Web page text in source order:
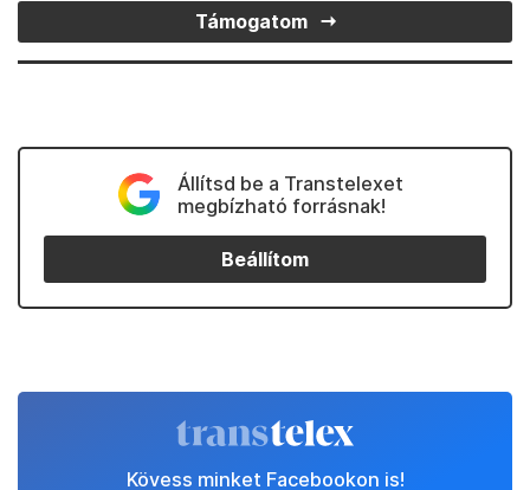
Támogatom
Állítsd be a Transtelexet
megbízható forrásnak!
Beállítom
Kövess minket Facebookon is!